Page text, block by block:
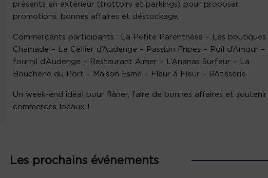
présents en extérieur (trottoirs et parkings) pour proposer
promotions, bonnes affaires et déstockage.
Commerçants participants : La Petite Parenthèse – Les boutiques
Chamade – Le Cellier d’Audenge – Passion Fripes – Poil d’Amour –
fournil d’Audenge – Restaurant Aimer – L’Ananas Surfeur – La
Boucherie du Port – Maison Esmé – Fleur à Fleur – Rôtisserie
Un week-end idéal pour flâner, faire de bonnes affaires et soutenir
commerces locaux !
Les prochains événements